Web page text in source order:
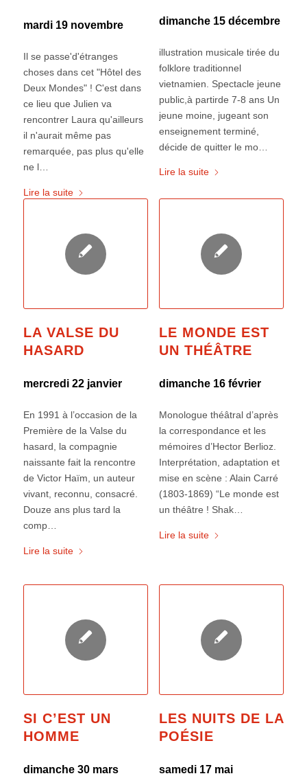
mardi 19 novembre
Il se passe'd'étranges
choses dans cet "Hôtel des
Deux Mondes" ! C'est dans
ce lieu que Julien va
rencontrer Laura qu'ailleurs
il n'aurait même pas
remarquée, pas plus qu'elle
ne l…
Lire la suite
dimanche 15 décembre
illustration musicale tirée du
folklore traditionnel
vietnamien. Spectacle jeune
public,à partirde 7-8 ans Un
jeune moine, jugeant son
enseignement terminé,
décide de quitter le mo…
Lire la suite
LA VALSE DU
HASARD
mercredi 22 janvier
En 1991 à l’occasion de la
Première de la Valse du
hasard, la compagnie
naissante fait la rencontre
de Victor Haïm, un auteur
vivant, reconnu, consacré.
Douze ans plus tard la
comp…
Lire la suite
LE MONDE EST
UN THÉÂTRE
dimanche 16 février
Monologue théâtral d’après
la correspondance et les
mémoires d’Hector Berlioz.
Interprétation, adaptation et
mise en scène : Alain Carré
(1803-1869) “Le monde est
un théâtre ! Shak…
Lire la suite
SI C’EST UN
HOMME
dimanche 30 mars
LES NUITS DE LA
POÉSIE
samedi 17 mai